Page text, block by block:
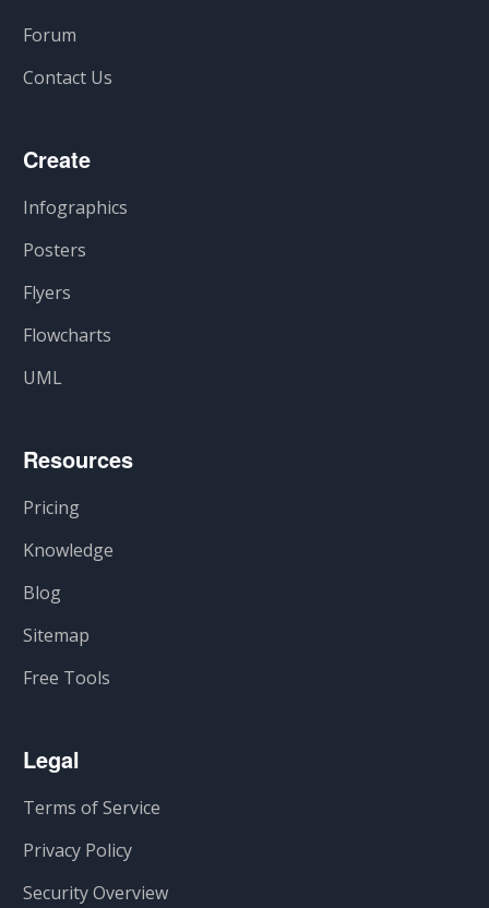
Forum
Contact Us
Create
Infographics
Posters
Flyers
Flowcharts
UML
Resources
Pricing
Knowledge
Blog
Sitemap
Free Tools
Legal
Terms of Service
Privacy Policy
Security Overview